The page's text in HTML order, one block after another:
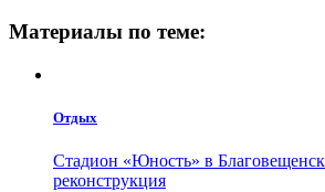
Материалы по теме:
Отдых
Стадион «Юность» в
реконструкция